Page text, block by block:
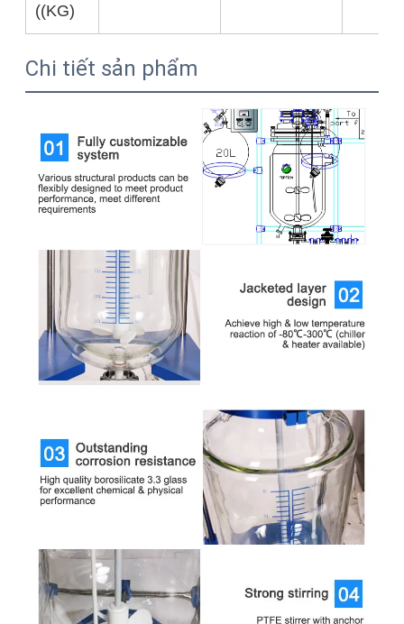
((KG)
Chi tiết sản phẩm